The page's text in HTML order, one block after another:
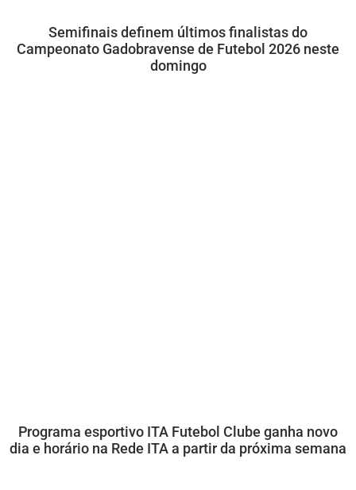
Semifinais definem últimos finalistas do
Campeonato Gadobravense de Futebol 2026 neste
domingo
Programa esportivo ITA Futebol Clube ganha novo
dia e horário na Rede ITA a partir da próxima semana